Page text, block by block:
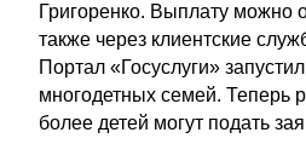
Григоренко. Выплату можно
также через клиентские
Портал «Госуслуги»
многодетных семей. Теперь
более детей могут подать